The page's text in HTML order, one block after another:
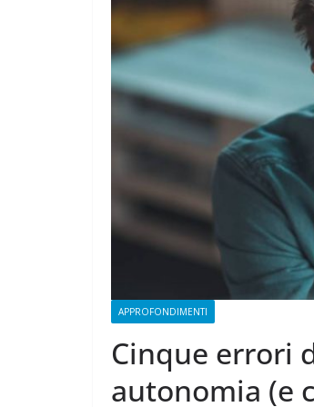
APPROFONDIMENTI
Cinque errori
autonomia (e
1 Ottobre